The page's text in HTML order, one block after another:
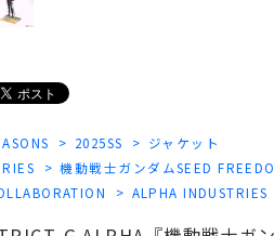
2025SS
ジャケット
機動戦士ガンダムSEED
ALPHA INDUSTRIES